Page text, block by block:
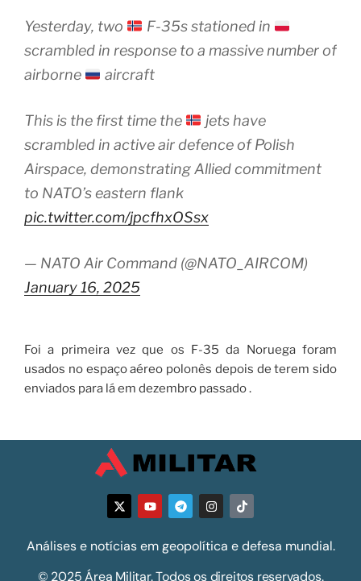
Yesterday, two
F-35s stationed in
scrambled in response to a massive number of
airborne
aircraft
This is the first time the
jets have
scrambled in active air defence of Polish
Airspace, demonstrating Allied commitment
to NATO’s eastern flank
pic.twitter.com/jpcfhxOSsx
— NATO Air Command (@NATO_AIRCOM)
January 16, 2025
Foi a primeira vez que os F-35 da Noruega foram
usados ​​no espaço aéreo polonês depois de terem sido
enviados para lá em dezembro passado .
Análises e notícias em geopolítica e defesa mundial.
© 2025 Área Militar. Todos os direitos reservados.